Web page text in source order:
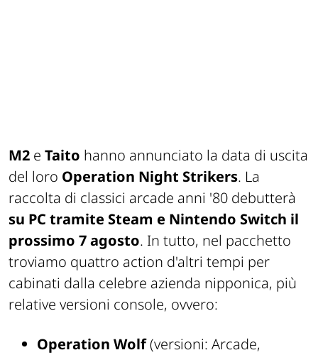
M2 e Taito hanno annunciato la data di uscita
del loro Operation Night Strikers. La
raccolta di classici arcade anni '80 debutterà
su PC tramite Steam e Nintendo Switch il
prossimo 7 agosto. In tutto, nel pacchetto
troviamo quattro action d'altri tempi per
cabinati dalla celebre azienda nipponica, più
relative versioni console, ovvero:
Operation Wolf(versioni: Arcade,